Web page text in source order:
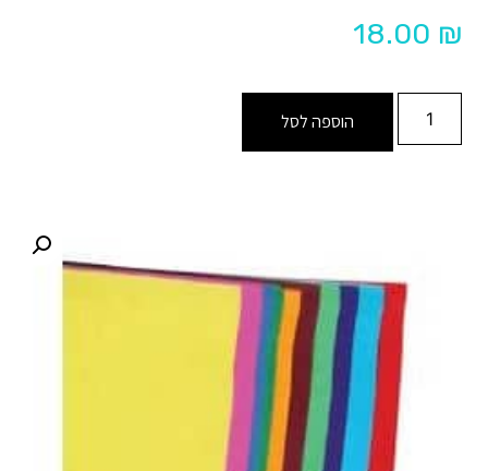
18.00 ₪
הוספה לסל